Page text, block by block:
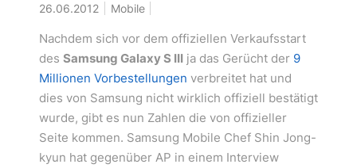
26.06.2012 Mobile
Nachdem sich vor dem offiziellen Verkaufsstart
des Samsung Galaxy S IIIja das Gerücht der 9
Millionen Vorbestellungen verbreitet hat und
dies von Samsung nicht wirklich offiziell bestätigt
wurde, gibt es nun Zahlen die von offizieller
Seite kommen. Samsung Mobile Chef Shin Jong-
kyun hat gegenüber AP in einem Interview